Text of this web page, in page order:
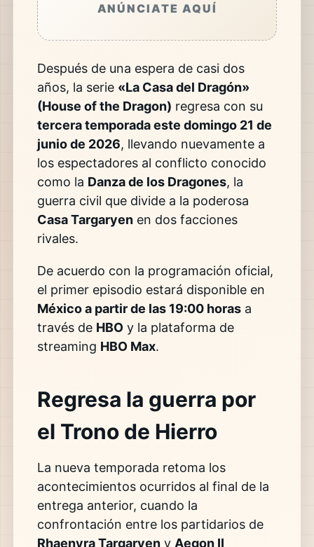
ANÚNCIATE AQUÍ
Después de una espera de casi dos
años, la serie «La Casa del Dragón»
(House of the Dragon) regresa con su
tercera temporada este domingo 21 de
junio de 2026, llevando nuevamente a
los espectadores al conflicto conocido
como la Danza de los Dragones, la
guerra civil que divide a la poderosa
Casa Targaryenen dos facciones
rivales.
De acuerdo con la programación oficial,
el primer episodio estará disponible en
México a partir de las 19:00 horasa
través de HBOy la plataforma de
streaming HBO Max.
Regresa la guerra por
el Trono de Hierro
La nueva temporada retoma los
acontecimientos ocurridos al final de la
entrega anterior, cuando la
confrontación entre los partidarios de
Rhaenyra Targaryeny Aegon II